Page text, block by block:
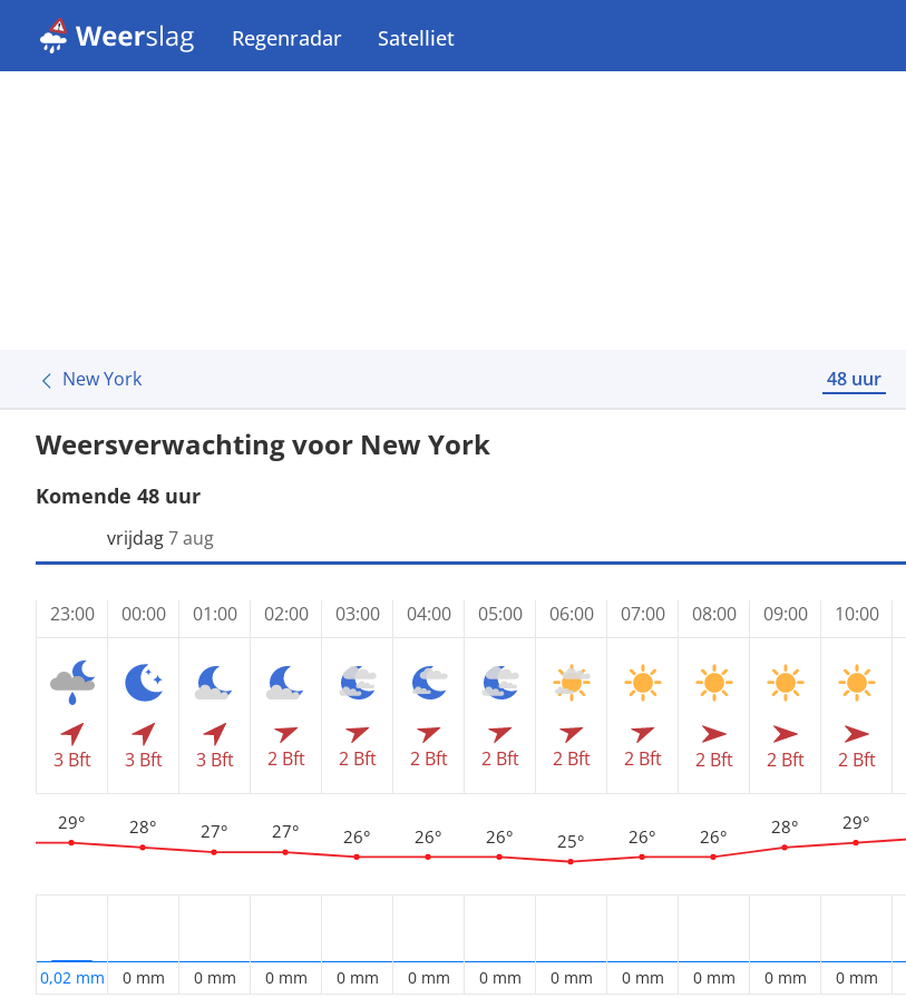
Regenradar Satelliet
New York 48 uur
Weersverwachting voor New York
Komende 48 uur
23:00
3 Bft
29°
0,02 mm
vrijdag7 aug
00:00
3 Bft
28°
0 mm
01:00
3 Bft
27°
0 mm
02:00
2 Bft
27°
0 mm
03:00
2 Bft
26°
0 mm
04:00
2 Bft
26°
0 mm
05:00
2 Bft
26°
0 mm
06:00
2 Bft
25°
0 mm
07:00
2 Bft
26°
0 mm
08:00
2 Bft
26°
0 mm
09:00
2 Bft
28°
0 mm
10:00
2 Bft
29°
0 mm